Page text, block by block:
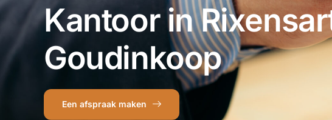
Kantoor in
Goudinkoop
Een afspraak maken